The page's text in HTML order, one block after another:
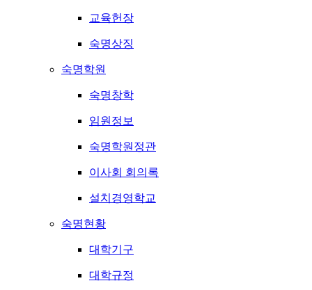
교육헌장
숙명상징
숙명학원
숙명창학
임원정보
숙명학원정관
이사회 회의록
설치경영학교
숙명현황
대학기구
대학규정